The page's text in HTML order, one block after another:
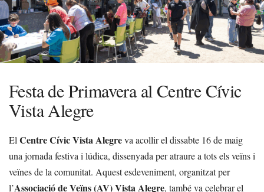
Festa de Primavera al Centre Cívic
Vista Alegre
El Centre Cívic Vista Alegreva acollir el dissabte 16 de maig
una jornada festiva i lúdica, dissenyada per atraure a tots els veïns i
veïnes de la comunitat. Aquest esdeveniment, organitzat per
l’Associació de Veïns (AV) Vista Alegre, també va celebrar el